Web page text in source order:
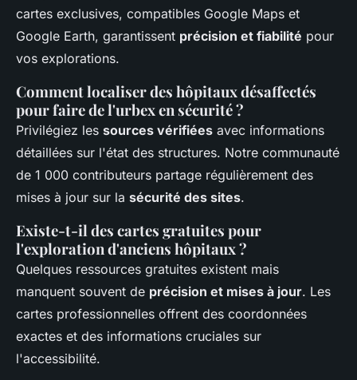
cartes exclusives, compatibles Google Maps et
Google Earth, garantissent précision et fiabilité pour
vos explorations.
Comment localiser des hôpitaux désaffectés
pour faire de l'urbex en sécurité ?
Privilégiez les sources vérifiées avec informations
détaillées sur l'état des structures. Notre communauté
de 1 000 contributeurs partage régulièrement des
mises à jour sur la sécurité des sites.
Existe-t-il des cartes gratuites pour
l'exploration d'anciens hôpitaux ?
Quelques ressources gratuites existent mais
manquent souvent de précision et mises à jour. Les
cartes professionnelles offrent des coordonnées
exactes et des informations cruciales sur
l'accessibilité.